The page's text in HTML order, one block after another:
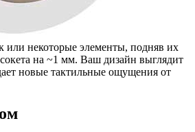
или некоторые элементы, подняв их
на ~1 мм. Ваш дизайн выглядит
новые тактильные ощущения от